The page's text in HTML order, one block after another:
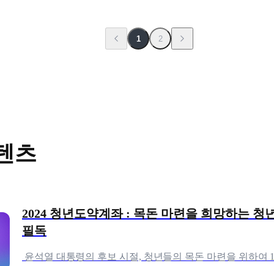
1 2
츠
2024 청년도약계좌 : 목돈 마련을 희망하는 청
필독
윤석열 대통령의 후보 시절, 청년들의 목돈 마련을 위하여